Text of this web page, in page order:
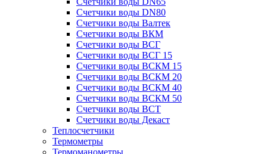
Счетчики воды DN80
Счетчики воды Валтек
Счетчики воды ВКМ
Счетчики воды ВСГ
Счетчики воды ВСГ 15
Счетчики воды ВСКМ 15
Счетчики воды ВСКМ 20
Счетчики воды ВСКМ 40
Счетчики воды ВСКМ 50
Счетчики воды ВСТ
Счетчики воды Декаст
Теплосчетчики
Термометры
Термоманометры